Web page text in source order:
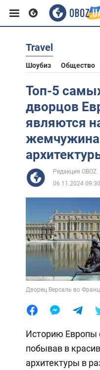
Европа
США
Азия
Африка
Жизнь
Лайфхаки
Travel
Шоубиз Общество
Топ-5
дворцов
являются
Редакция OBOZ
06.11.2024 09:30
Дворец Версаль во
Историю Европы
побывав в
архитектуры в